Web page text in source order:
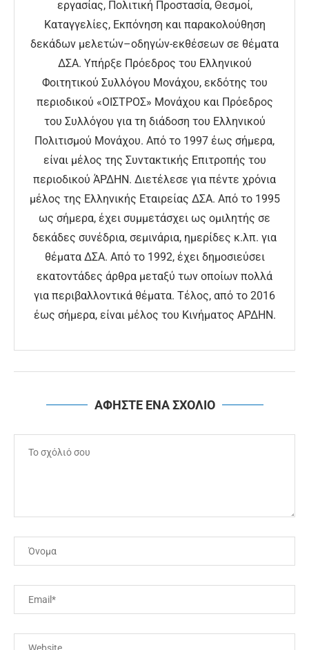
εργασίας, Πολιτική Προστασία, Θεσμοί,
Καταγγελίες, Εκπόνηση και παρακολούθηση
δεκάδων μελετών–οδηγών-εκθέσεων σε θέματα
ΔΣΑ. Υπήρξε Πρόεδρος του Ελληνικού
Φοιτητικού Συλλόγου Μονάχου, εκδότης του
περιοδικού «ΟΙΣΤΡΟΣ» Μονάχου και Πρόεδρος
του Συλλόγου για τη διάδοση του Ελληνικού
Πολιτισμού Μονάχου. Από το 1997 έως σήμερα,
είναι μέλος της Συντακτικής Επιτροπής του
περιοδικού ΆΡΔΗΝ. Διετέλεσε για πέντε χρόνια
μέλος της Ελληνικής Εταιρείας ΔΣΑ. Από το 1995
ως σήμερα, έχει συμμετάσχει ως ομιλητής σε
δεκάδες συνέδρια, σεμινάρια, ημερίδες κ.λπ. για
θέματα ΔΣΑ. Από το 1992, έχει δημοσιεύσει
εκατοντάδες άρθρα μεταξύ των οποίων πολλά
για περιβαλλοντικά θέματα. Τέλος, από το 2016
έως σήμερα, είναι μέλος του Κινήματος ΑΡΔΗΝ.
ΑΦΗΣΤΕ ΕΝΑ ΣΧΟΛΙΟ